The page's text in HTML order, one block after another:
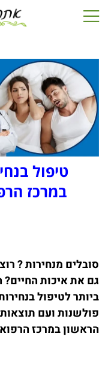
טיפול
במרכז
סובלים מנחירות ?
גם את איכות
פולשנות ועם
הראשון במרכז